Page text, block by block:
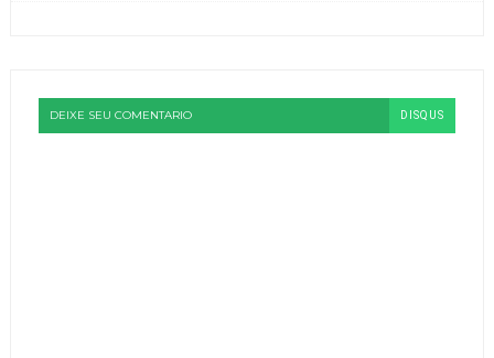
DEIXE SEU COMENTARIO DISQUS